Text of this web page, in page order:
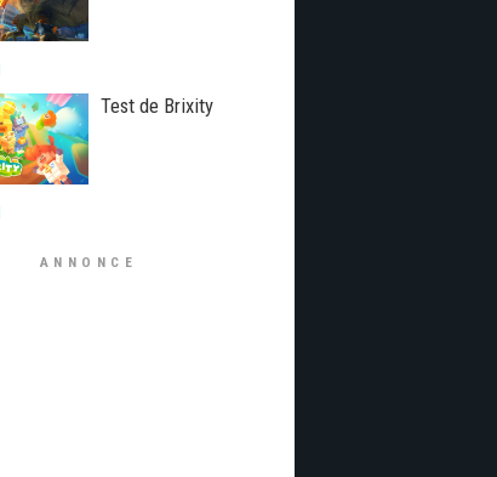
Test de Brixity
ANNONCE